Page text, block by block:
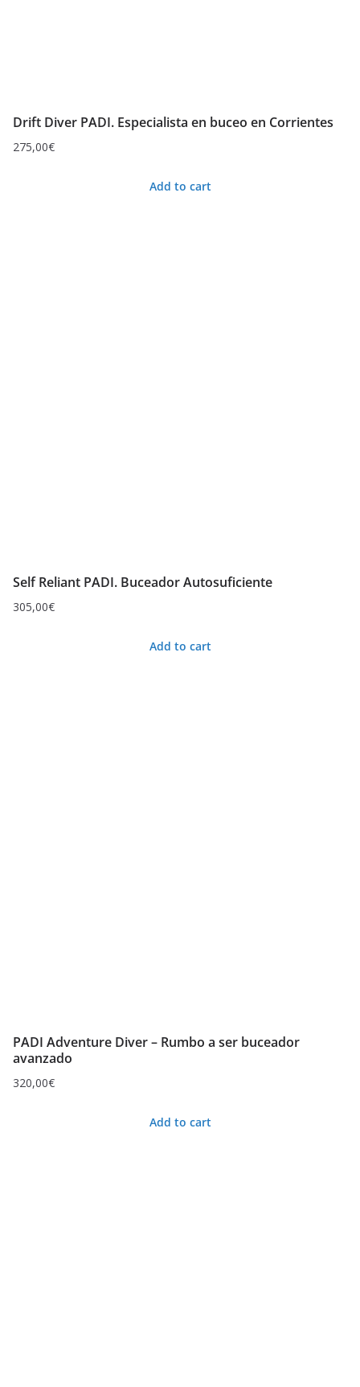
Drift Diver PADI. Especialista en buceo en Corrientes
275,00€
Add to cart
Self Reliant PADI. Buceador Autosuficiente
305,00€
Add to cart
PADI Adventure Diver – Rumbo a ser buceador
avanzado
320,00€
Add to cart